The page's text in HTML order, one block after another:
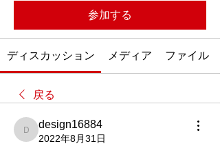
参加する
ディスカッション メディア ファイル
戻る
design16884
design16884
2022年8月31日